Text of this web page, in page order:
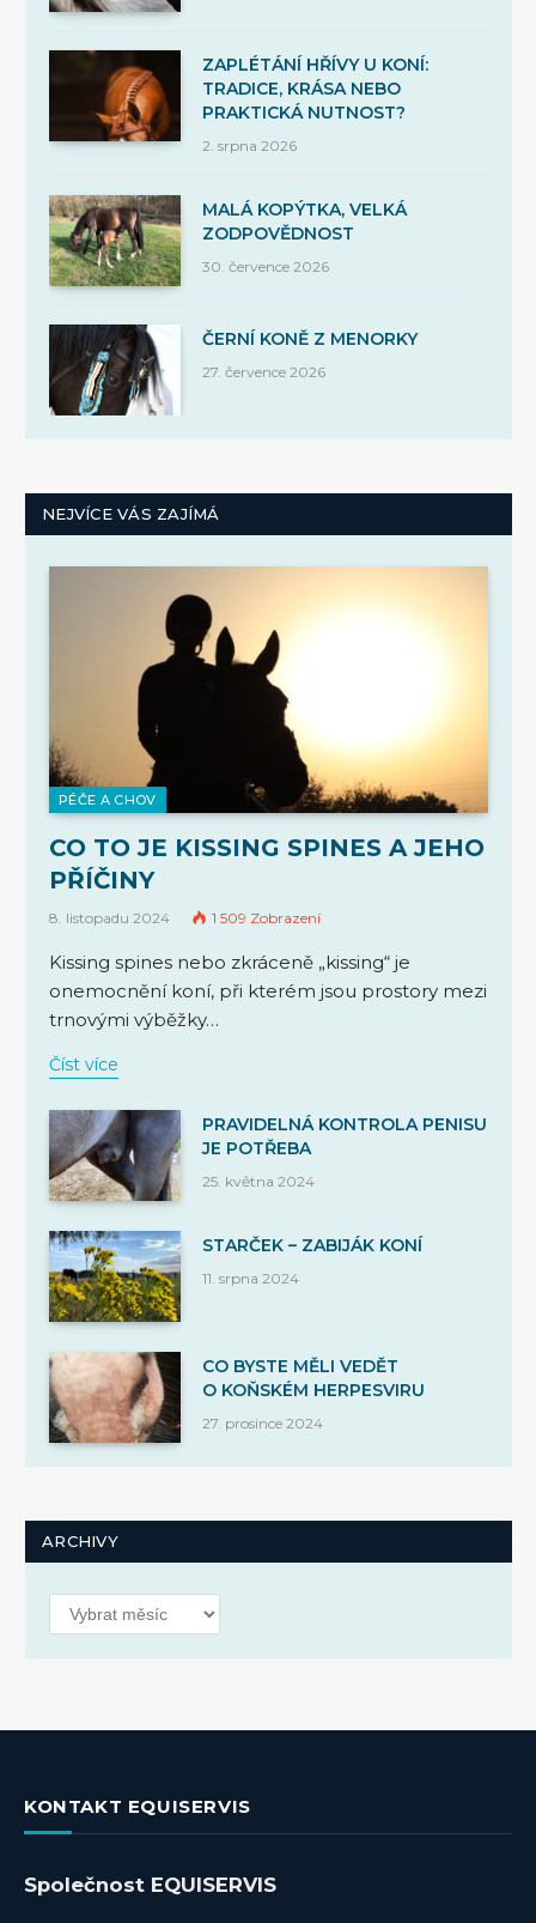
ZAPLÉTÁNÍ HŘÍVY U KONÍ:
TRADICE, KRÁSA NEBO
PRAKTICKÁ NUTNOST?
2. srpna 2026
MALÁ KOPÝTKA, VELKÁ
ZODPOVĚDNOST
30. července 2026
ČERNÍ KONĚ Z MENORKY
27. července 2026
NEJVÍCE VÁS ZAJÍMÁ
PÉČE A CHOV
CO TO JE KISSING SPINES A JEHO
PŘÍČINY
8. listopadu 2024 1 509 Zobrazení
Kissing spines nebo zkráceně „kissing“ je
onemocnění koní, při kterém jsou prostory mezi
trnovými výběžky…
Číst více
PRAVIDELNÁ KONTROLA PENISU
JE POTŘEBA
25. května 2024
STARČEK – ZABIJÁK KONÍ
11. srpna 2024
CO BYSTE MĚLI VEDĚT
O KOŇSKÉM HERPESVIRU
27. prosince 2024
ARCHIVY
Archivy
KONTAKT EQUISERVIS
Společnost EQUISERVIS